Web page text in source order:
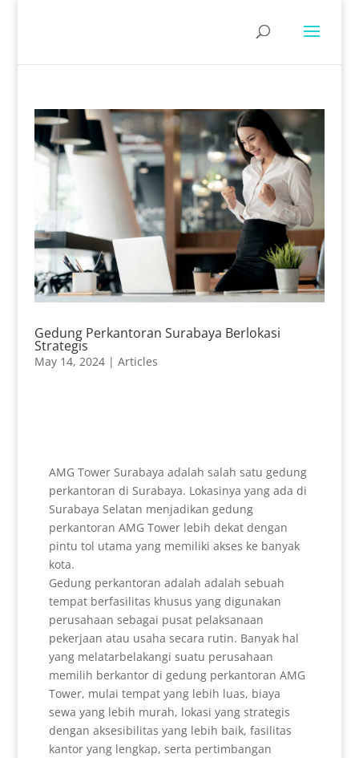
Gedung Perkantoran Surabaya Berlokasi
Strategis
May 14, 2024| Articles
AMG Tower Surabaya adalah salah satu gedung
perkantoran di Surabaya. Lokasinya yang ada di
Surabaya Selatan menjadikan gedung
perkantoran AMG Tower lebih dekat dengan
pintu tol utama yang memiliki akses ke banyak
kota.
Gedung perkantoran adalah adalah sebuah
tempat berfasilitas khusus yang digunakan
perusahaan sebagai pusat pelaksanaan
pekerjaan atau usaha secara rutin. Banyak hal
yang melatarbelakangi suatu perusahaan
memilih berkantor di gedung perkantoran AMG
Tower, mulai tempat yang lebih luas, biaya
sewa yang lebih murah, lokasi yang strategis
dengan aksesibilitas yang lebih baik, fasilitas
kantor yang lengkap, serta pertimbangan